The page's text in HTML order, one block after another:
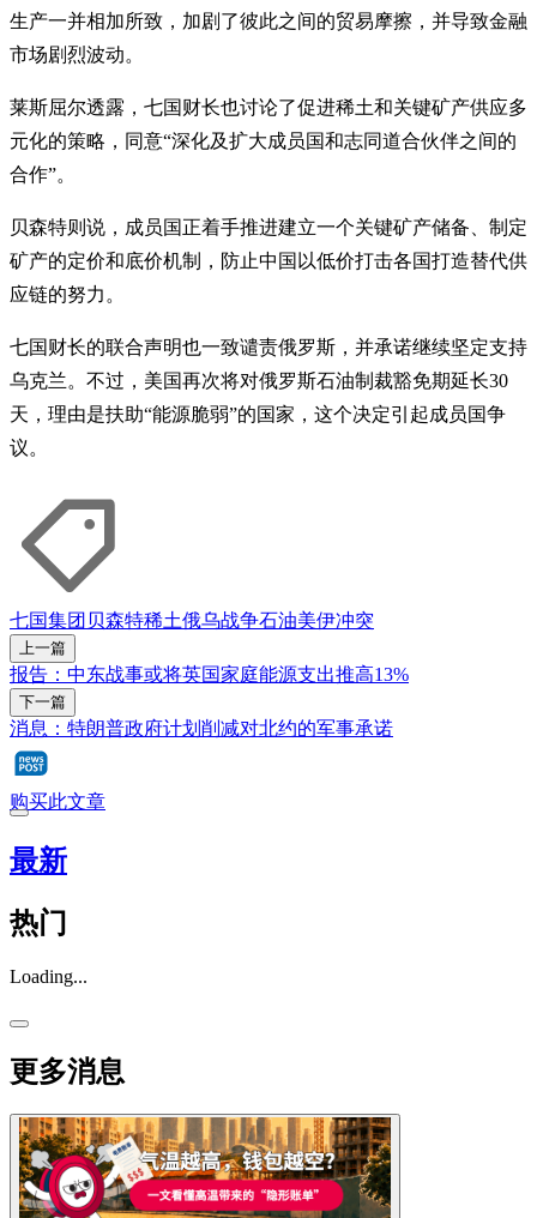
生产一并相加所致，加剧了彼此之间的贸易摩擦，并导致金融
市场剧烈波动。
莱斯屈尔透露，七国财长也讨论了促进稀土和关键矿产供应多
元化的策略，同意“深化及扩大成员国和志同道合伙伴之间的
合作”。
贝森特则说，成员国正着手推进建立一个关键矿产储备、制定
矿产的定价和底价机制，防止中国以低价打击各国打造替代供
应链的努力。
七国财长的联合声明也一致谴责俄罗斯，并承诺继续坚定支持
乌克兰。不过，美国再次将对俄罗斯石油制裁豁免期延长30
天，理由是扶助“能源脆弱”的国家，这个决定引起成员国争
议。
七国集团 贝森特稀土俄乌战争石油美伊冲突
上一篇
报告：中东战事或将英国家庭能源支出推高13%
下一篇
消息：特朗普政府计划削减对北约的军事承诺
购买此文章
最新
热门
Loading...
更多消息